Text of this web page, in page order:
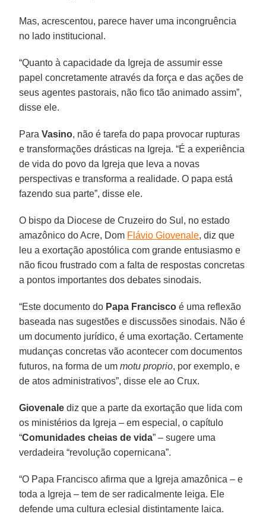
Mas, acrescentou, parece haver uma incongruência
no lado institucional.
“Quanto à capacidade da Igreja de assumir esse
papel concretamente através da força e das ações de
seus agentes pastorais, não fico tão animado assim”,
disse ele.
ParaVasino, não é tarefa do papa provocar rupturas
e transformações drásticas na Igreja. “É a experiência
de vida do povo da Igreja que leva a novas
perspectivas e transforma a realidade. O papa está
fazendo sua parte”, disse ele.
O bispo da Diocese de Cruzeiro do Sul, no estado
amazônico do Acre, Dom Flávio Giovenale, diz que
leu a exortação apostólica com grande entusiasmo e
não ficou frustrado com a falta de respostas concretas
a pontos importantes dos debates sinodais.
“Este documento do Papa Francisco é uma reflexão
baseada nas sugestões e discussões sinodais. Não é
um documento jurídico, é uma exortação. Certamente
mudanças concretas vão acontecer com documentos
futuros, na forma de ummotu proprio, por exemplo, e
de atos administrativos”, disse ele ao Crux.
Giovenale diz que a parte da exortação que lida com
os ministérios da Igreja – em especial, o capítulo
“Comunidades cheias de vida” – sugere uma
verdadeira “revolução copernicana”.
“O Papa Francisco afirma que a Igreja amazônica – e
toda a Igreja – tem de ser radicalmente leiga. Ele
defende uma cultura eclesial distintamente laica.